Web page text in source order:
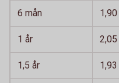
6 mån 1,90
1 år 2,05
1,5 år 1,93